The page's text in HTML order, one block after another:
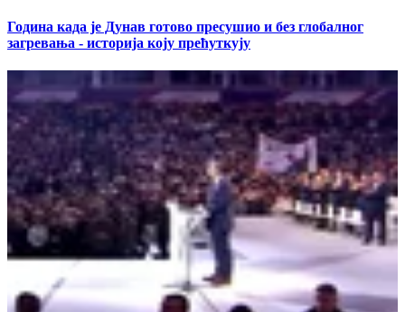
Година када је Дунав готово пресушио и без глобалног
загревања - историја коју прећуткују